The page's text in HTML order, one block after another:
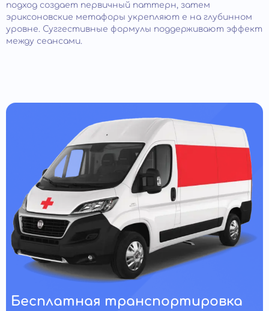
подход создает первичный паттерн, затем
эриксоновские метафоры укрепляют е на глубинном
уровне. Суггестивные формулы поддерживают эффект
между сеансами.
Бесплатная транспортировка